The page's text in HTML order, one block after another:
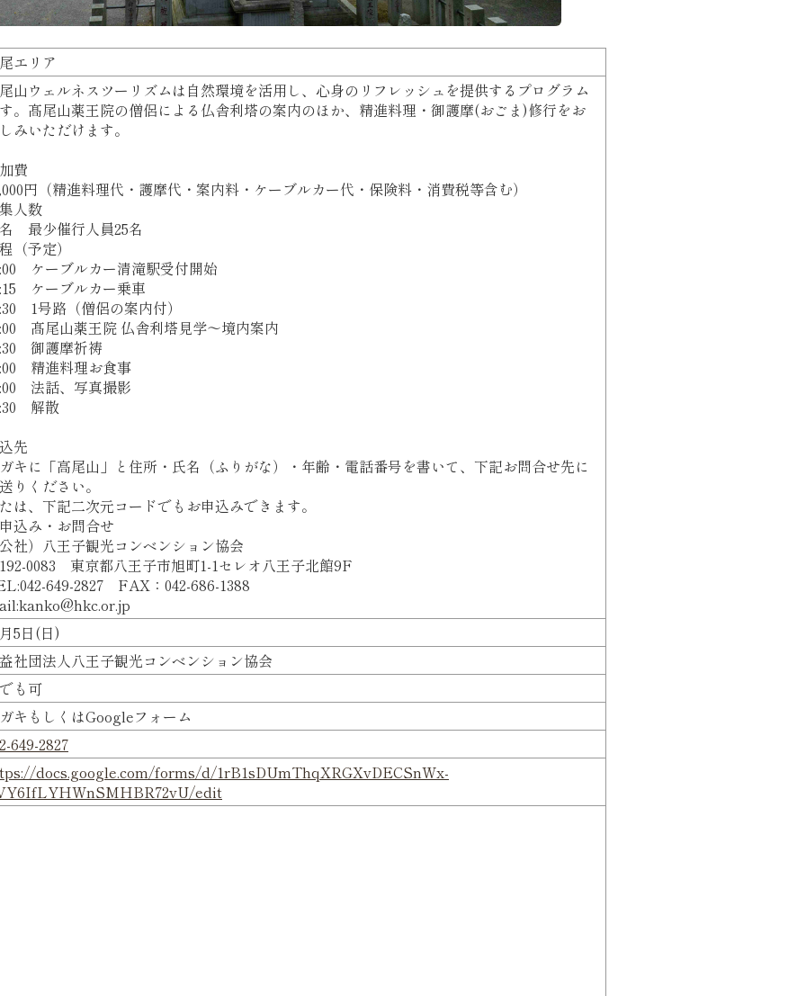
エリア
山ウェルネスツーリズムは自然環境を活用し、心身のリフレッシュを提供するプログラム
。髙尾山薬王院の僧侶による仏舎利塔の案内のほか、精進料理・御護摩(おごま)修行をお
みいただけます。
費
円（精進料理代・護摩代・案内料・ケーブルカー代・保険料・消費税等含む）
人数
最少催行人員25名
（予定）
ケーブルカー清滝駅受付開始
ケーブルカー乗車
1号路（僧侶の案内付）
髙尾山薬王院 仏舎利塔見学～境内案内
御護摩祈祷
精進料理お食事
法話、写真撮影
解散
先
キに「高尾山」と住所・氏名（ふりがな）・年齢・電話番号を書いて、下記お問合せ先に
りください。
は、下記二次元コードでもお申込みできます。
込み・お問合せ
社）八王子観光コンベンション協会
0083 東京都八王子市旭町1-1セレオ八王子北館9F
649-2827 FAX：042-686-1388
5日(日)
社団法人八王子観光コンベンション協会
も可
キもしくはGoogleフォーム
649-2827
docs.google.com/forms/d/1rB1sDUmThqXRGXvDECSnWx-
edit